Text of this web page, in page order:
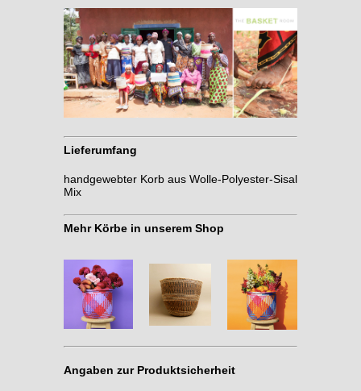
Lieferumfang
handgewebter Korb aus Wolle-Polyester-Sisal
Mix
Mehr Körbe in unserem Shop
Angaben zur Produktsicherheit